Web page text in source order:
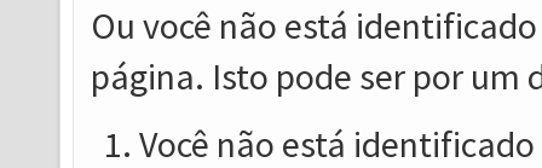
Ou você não está
página. Isto pode ser por um
Você não está